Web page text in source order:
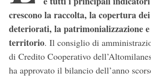
crescono la raccolta, la copertura
deteriorati, la patrimonializzazione
territorio. Il consiglio di
di Credito Cooperativo
ha approvato il bilancio dell’anno